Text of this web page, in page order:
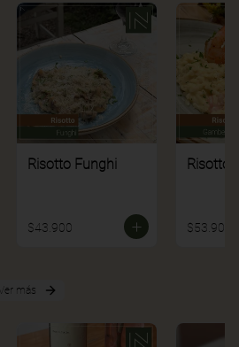
Risotto Funghi
$43.900
Risotto
$53.900
Ver más